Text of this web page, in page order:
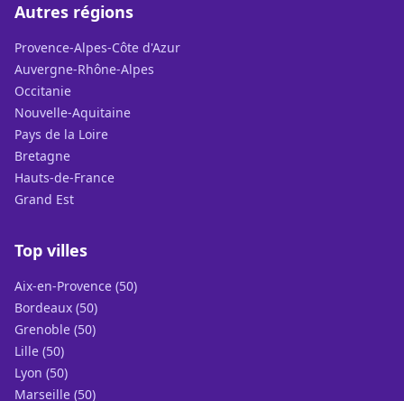
Autres régions
Provence-Alpes-Côte d'Azur
Auvergne-Rhône-Alpes
Occitanie
Nouvelle-Aquitaine
Pays de la Loire
Bretagne
Hauts-de-France
Grand Est
Top villes
Aix-en-Provence (50)
Bordeaux (50)
Grenoble (50)
Lille (50)
Lyon (50)
Marseille (50)